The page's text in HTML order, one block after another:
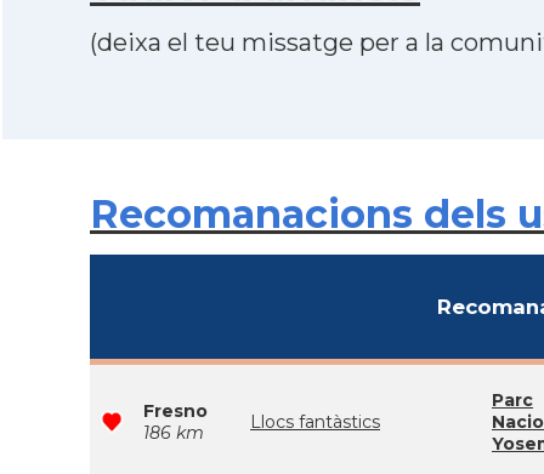
(deixa el teu missatge per a la
Recomanacions dels
Fresno
186 km
Llocs fantàstics
Parc